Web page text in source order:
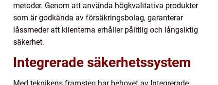
metoder. Genom att använda högkvalitativa produkter
som är godkända av försäkringsbolag, garanterar
låssmeder att klienterna erhåller pålitlig och långsiktig
säkerhet.
Integrerade säkerhetssystem
Med teknikens framsteg har behovet av Integrerade